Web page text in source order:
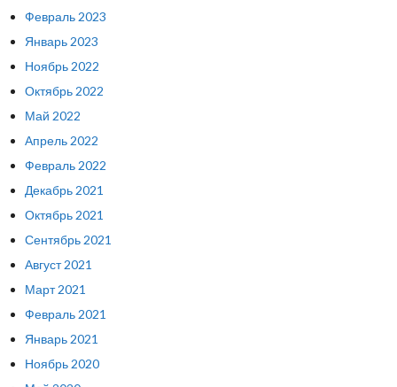
Февраль 2023
Январь 2023
Ноябрь 2022
Октябрь 2022
Май 2022
Апрель 2022
Февраль 2022
Декабрь 2021
Октябрь 2021
Сентябрь 2021
Август 2021
Март 2021
Февраль 2021
Январь 2021
Ноябрь 2020